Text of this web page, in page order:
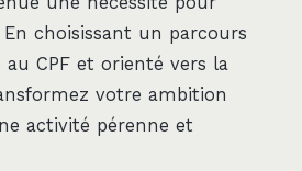
choisissant un parcours
CPF et orienté vers la
votre ambition
activité pérenne et